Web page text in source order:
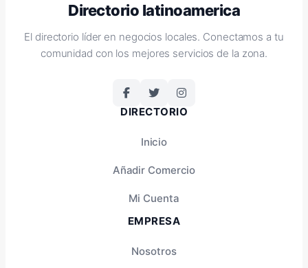
Directorio latinoamerica
El directorio líder en negocios locales. Conectamos a tu
comunidad con los mejores servicios de la zona.
DIRECTORIO
Inicio
Añadir Comercio
Mi Cuenta
EMPRESA
Nosotros